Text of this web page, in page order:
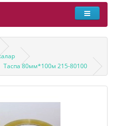
Таспа 80мм*100м 215-80100